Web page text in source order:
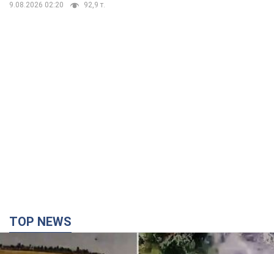
9.08.2026 02:20 92,9 т.
TOP NEWS